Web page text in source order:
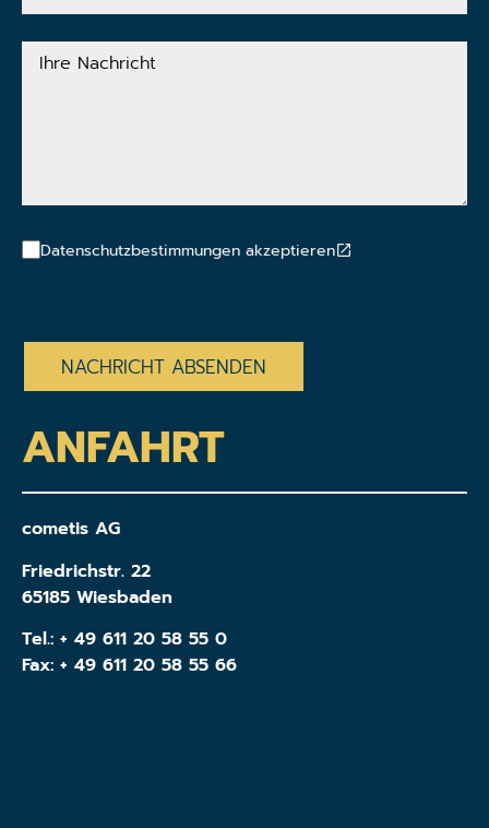
Adresse
Ihre
Nachricht
Datenschutzbestimmungen akzeptieren
ANFAHRT
cometis AG
Friedrichstr. 22
65185 Wiesbaden
Tel.: + 49 611 20 58 55 0
Fax: + 49 611 20 58 55 66